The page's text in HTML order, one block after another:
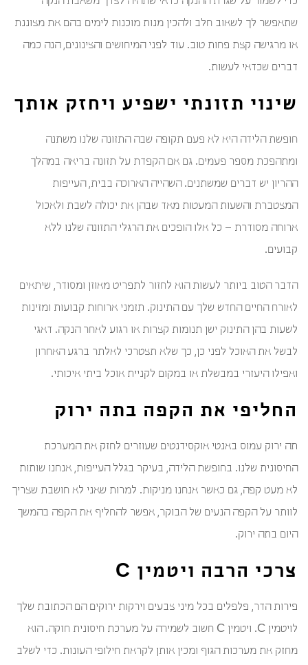
שתאפשר לך לשאוב חלב ולהכין מנות מוכנות לימים בהם את מצוננת
או מרגישה קצת פחות טוב. עוד לפני המיחושים והצינונים, הנה כמה
דברים שכדאי לעשות.
שינוי תזונתי ישפיע ויחזק אותך
חופשת הלידה היא לא פעם תקופה שבה התזונה שלנו משתנה
ומתהפכת מספר פעמים. גם אם הקפדת על תזונה בריאה במהלך
ההריון יש דברים שמשתנים. השהייה הארוכה בבית, העייפות
המצטברת והשעות המעטות מאד שבהן את יכולה לשבת ולאכול
ארוחה מסודרת – כל אלו הופכים את הרגלי התזונה שלנו ללא
קבועים.
הדבר הטוב ביותר לעשות הוא לחזור לתפריט מאוזן ומסודר, שיתאים
לאורח החיים החדש שלך עם התינוק. תזמני ארוחות קבועות ומזינות
לשעות בהן התינוק ישן תנומות קצרות או רגוע לאחר הנקה. דאגי
לבשל את האוכל לפני כן, כך שלא תצטרכי לאלתר ברגע האחרון
ואפילו היעזרי במבשלת או במקום לקניית אוכל ביתי איכותי.
החליפי את הקפה בתה ירוק
תה ירוק עמוס באנטי אוקסידנטים שעוזרים לחזק את המערכת
החיסונית שלנו. בחופשת הלידה, בעיקר בגלל העייפות, אנחנו שותות
לא מעט קפה, גם כאשר אנחנו מניקות. למרות שאני לא חושבת שצריך
לוותר על הקפה הנעים של הבוקר, אפשר להחליף את הקפה בהמשך
היום בתה ירוק.
צרכי הרבה ויטמין C
פירות הדר, פלפלים בכל מיני צבעים וירקות ירוקים הם הכתובת שלך
לויטמין C. ויטמין C חשוב לשמירה על מערכת חיסונית חזקה. הוא
מחזק את מערכות הגוף ומכין אותן לקראת חילופי העונות. כדי לשלב